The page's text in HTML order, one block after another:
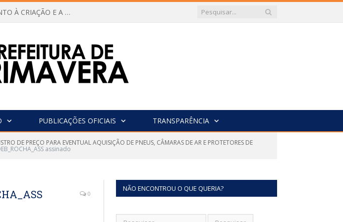
CHAMAMENTO PÚBLICO Nº 01/2026 – FOMENTO À CRIAÇÃO E A CIRCULAÇÃO DE PRODUÇÕES CULTURAIS – Aldir Blanc
PUBLICAÇÕES OFICIAIS TRANSPARÊNCIA
DE PREÇO PARA EVENTUAL AQUISIÇÃO DE PNEUS, CÂMARAS DE AR E PROTETORES DE
assinado
0
NÃO ENCONTROU O QUE QUERIA?